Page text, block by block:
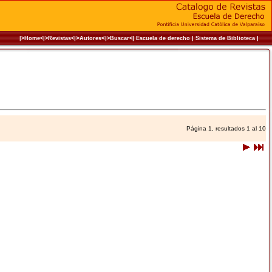
|>Home<|>Revistas<|>Autores<|>Buscar<|Escuela de derecho|Sistema de Biblioteca|
Página 1, resultados 1 al 10